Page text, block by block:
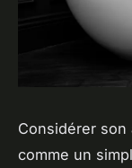
Considérer son
comme un